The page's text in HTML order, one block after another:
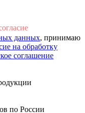
данных, принимаю
на обработку
соглашение
по России